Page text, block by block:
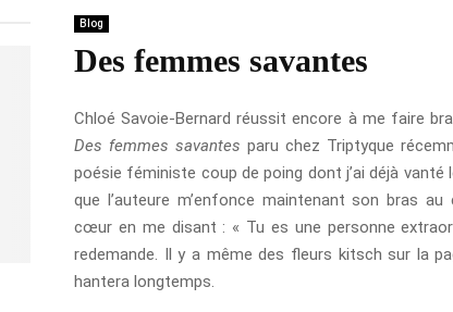
Blog
Des femmes savantes
Chloé Savoie-Bernard réussit encore à me faire
Des femmes savantes paru chez Triptyque
poésie féministe coup de poing dont j’ai déjà vanté
que l’auteure m’enfonce maintenant son bras
cœur en me disant : « Tu es une personne
redemande. Il y a même des fleurs kitsch sur la
hantera longtemps.